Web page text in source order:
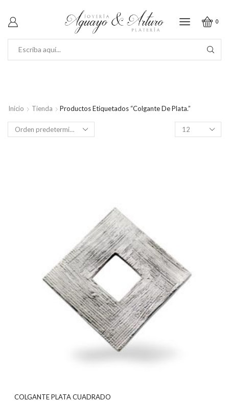
0
Inicio Tienda Productos Etiquetados “Colgante De Plata.”
Productos
por
COLGANTE PLATA CUADRADO